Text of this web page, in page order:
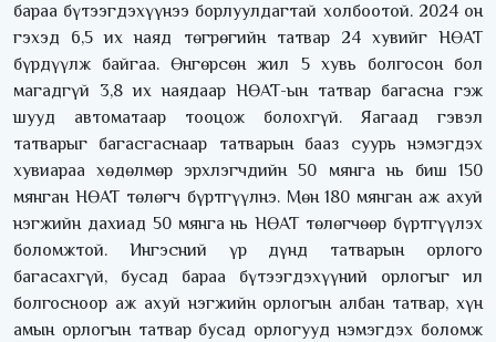
бараа бүтээгдэхүүнээ борлуулдагтай холбоотой. 2024 он
гэхэд 6,5 их наяд төгрөгийн татвар 24 хувийг НӨАТ
бүрдүүлж байгаа. Өнгөрсөн жил 5 хувь болгосон бол
магадгүй 3,8 их наядаар НӨАТ-ын татвар багасна гэж
шууд автоматаар тооцож болохгүй. Яагаад гэвэл
татварыг багасгаснаар татварын бааз суурь нэмэгдэх
хувиараа хөдөлмөр эрхлэгчдийн 50 мянга нь биш 150
мянган НӨАТ төлөгч бүртгүүлнэ. Мөн 180 мянган аж ахуй
нэгжийн дахиад 50 мянга нь НӨАТ төлөгчөөр бүртгүүлэх
боломжтой. Ингэсний үр дүнд татварын орлого
багасахгүй, бусад бараа бүтээгдэхүүний орлогыг ил
болгосноор аж ахуй нэгжийн орлогын албан татвар, хүн
амын орлогын татвар бусад орлогууд нэмэгдэх боломж